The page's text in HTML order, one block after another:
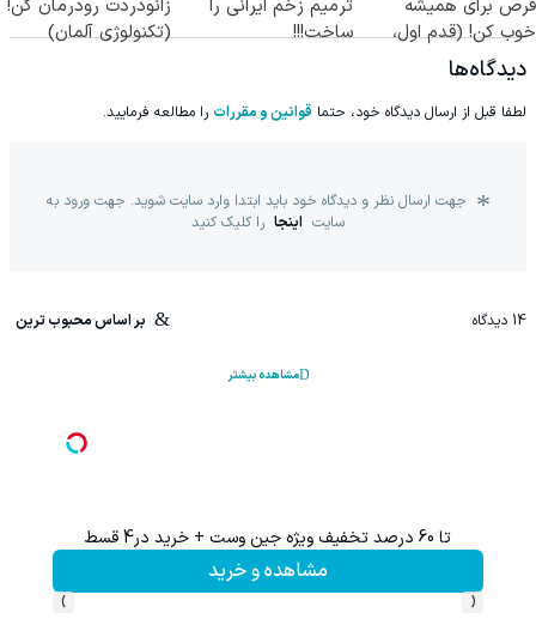
قرص برای همیشه
خوب کن! (قدم اول،
پرسش‌نامه)
ترمیم زخم ایرانی را
ساخت!!!
زانودردت رودرمان کن!
(تکنولوژی آلمان)
دیدگاه‌ها
لطفا قبل از ارسال دیدگاه خود، حتما قوانین و مقررات را مطالعه فرمایید.
جهت ارسال نظر و دیدگاه خود باید ابتدا وارد سایت شوید. جهت ورود به
سایت اینجا را کلیک کنید
14 دیدگاه بر اساس محبوب ترین
مشاهده بیشتر
تا 60 درصد تخفیف ویژه جین وست + خرید در4 قسط
مشاهده و خرید
‹
›